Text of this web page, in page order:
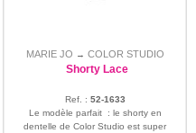
MARIE JO → COLOR STUDIO
Shorty Lace
Ref. : 52-1633
Le modèle parfait : le shorty en
dentelle de Color Studio est super